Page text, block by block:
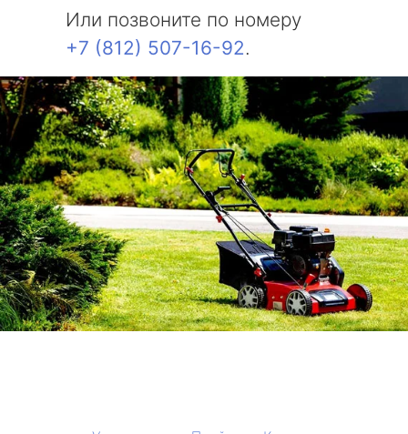
Или позвоните по номеру
+7 (812) 507-16-92.